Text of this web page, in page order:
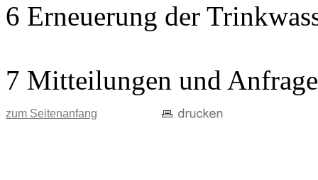
6 Erneuerung der
7 Mitteilungen und
zum Seitenanfang